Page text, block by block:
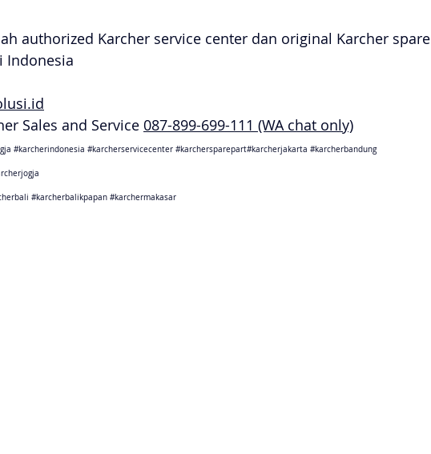
authorized Karcher service center dan original Karcher spare
Indonesia
Sales and Service 087-899-699-111 (WA chat only)
#karcherindonesia #karcherservicecenter #karchersparepart#karcherjakarta #karcherbandung
#karcherbalikpapan #karchermakasar